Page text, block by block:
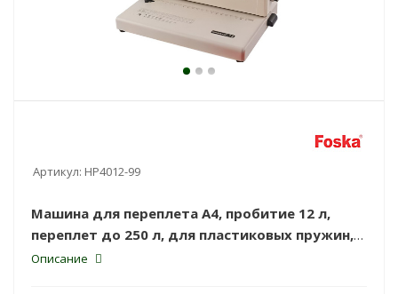
Артикул: HP4012-99
Машина для переплета А4, пробитие 12 л,
переплет до 250 л, для пластиковых пружин,
Foska.
Описание